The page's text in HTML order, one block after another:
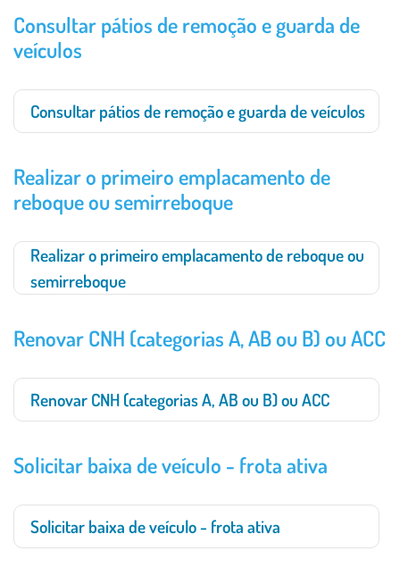
Consultar pátios de remoção e guarda de
veículos
Consultar pátios de remoção e guarda de veículos
Realizar o primeiro emplacamento de
reboque ou semirreboque
Realizar o primeiro emplacamento de reboque ou
semirreboque
Renovar CNH (categorias A, AB ou B) ou ACC
Renovar CNH (categorias A, AB ou B) ou ACC
Solicitar baixa de veículo - frota ativa
Solicitar baixa de veículo - frota ativa